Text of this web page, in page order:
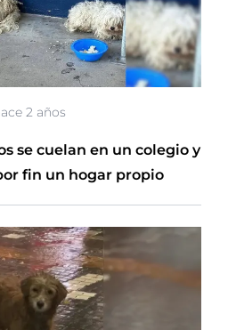
2 años
se cuelan en un colegio y
fin un hogar propio